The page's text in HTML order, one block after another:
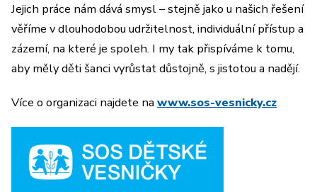
Jejich práce nám dává smysl – stejně jako u našich řešení
věříme v dlouhodobou udržitelnost, individuální přístup a
zázemí, na které je spoleh. I my tak přispíváme k tomu,
aby měly děti šanci vyrůstat důstojně, s jistotou a nadějí.
Více o organizaci najdete na www.sos-vesnicky.cz